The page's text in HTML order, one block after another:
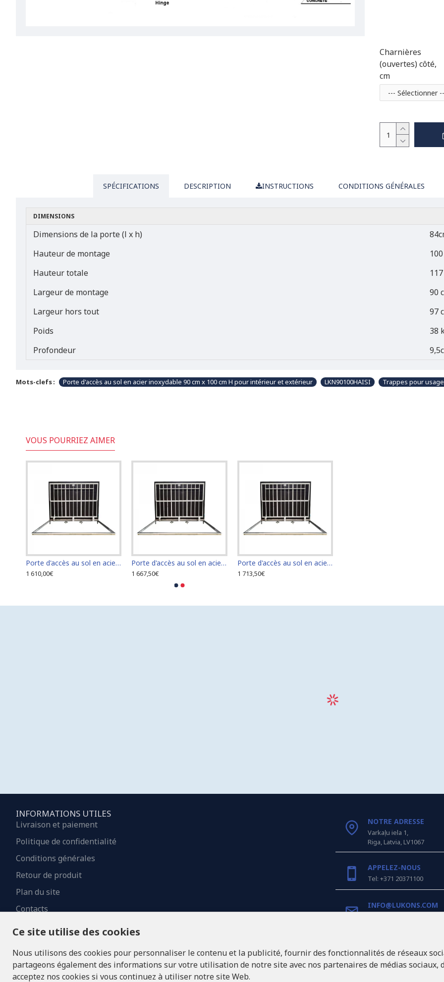
Charnières
(ouvertes) côté,
cm
SPÉCIFICATIONS DESCRIPTION INSTRUCTIONS CONDITIONS GÉNÉRALES
DIMENSIONS
Dimensions de la porte (l x h)
Hauteur de montage
Hauteur totale
Largeur de montage
90
Largeur hors tout
97
Poids
38
Profondeur
Mots-clefs : Porte d'accès au sol en acier inoxydable 90 cm x 100 cm H pour intérieur et extérieur LKN90100HAISI Trappes pour
VOUS POURRIEZ AIMER
Porte d'accès au sol en acier inoxydable 60 cm x 100 cm pour intérieur et extérieur
1 610,00€
Porte d'accès au sol en acier inoxydable 60 cm x 110 cm pour intérieur et extérieur
1 667,50€
Porte d'accès au sol en acier inoxydable 60 cm x 120 cm pour intérieur et extérieur
1 713,50€
INFORMATIONS UTILES
Livraison et paiement
Politique de confidentialité
Conditions générales
Retour de produit
Plan du site
Contacts
NOTRE ADRESSE
Varkaļu iela 1,
Riga, Latvia, LV1067
APPELEZ-NOUS
Tel: +371 20371100
INFO@LUKONS.COM
RITONE Sarl
Reg. Nr. 40103717618
Ce site utilise des cookies
Nous utilisons des cookies pour personnaliser le contenu et la publicité, fournir des fonctionnalités de réseaux
partageons également des informations sur votre utilisation de notre site avec nos partenaires de médias sociaux,
acceptez nos cookies si vous continuez à utiliser notre site Web.